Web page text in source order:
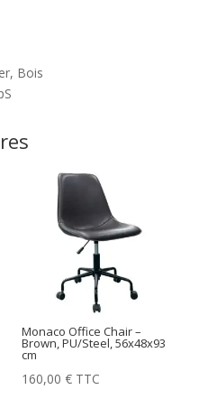
Bois
Monaco Office Chair –
Brown, PU/Steel, 56x48x93
cm
160,00€ TTC